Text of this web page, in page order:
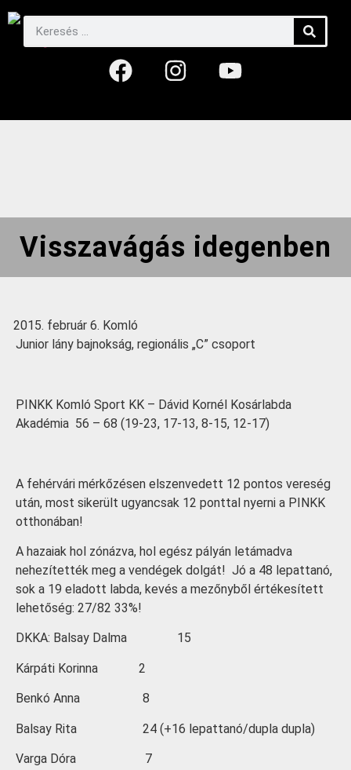
Visszavágás idegenben
február 6. Komló
Junior lány bajnokság, regionális „C” csoport
PINKK Komló Sport KK – Dávid Kornél Kosárlabda
Akadémia 56 – 68 (19-23, 17-13, 8-15, 12-17)
A fehérvári mérkőzésen elszenvedett 12 pontos vereség
után, most sikerült ugyancsak 12 ponttal nyerni a PINKK
otthonában!
A hazaiak hol zónázva, hol egész pályán letámadva
nehezítették meg a vendégek dolgát! Jó a 48 lepattanó,
sok a 19 eladott labda, kevés a mezőnyből értékesített
lehetőség: 27/82 33%!
DKKA: Balsay Dalma 15
Kárpáti Korinna 2
Benkó Anna 8
Balsay Rita 24 (+16 lepattanó/dupla dupla)
Varga Dóra 7